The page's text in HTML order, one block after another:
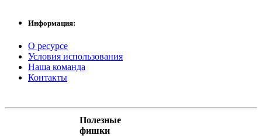
Информация:
О ресурсе
Условия использования
Наша команда
Контакты
Полезные
фишки